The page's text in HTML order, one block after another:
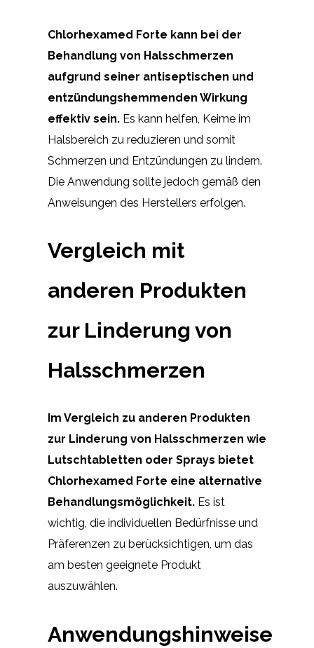
Chlorhexamed Forte kann bei der
Behandlung von Halsschmerzen
aufgrund seiner antiseptischen und
entzündungshemmenden Wirkung
effektiv sein. Es kann helfen, Keime im
Halsbereich zu reduzieren und somit
Schmerzen und Entzündungen zu lindern.
Die Anwendung sollte jedoch gemäß den
Anweisungen des Herstellers erfolgen.
Vergleich mit
anderen Produkten
zur Linderung von
Halsschmerzen
Im Vergleich zu anderen Produkten
zur Linderung von Halsschmerzen wie
Lutschtabletten oder Sprays bietet
Chlorhexamed Forte eine alternative
Behandlungsmöglichkeit. Es ist
wichtig, die individuellen Bedürfnisse und
Präferenzen zu berücksichtigen, um das
am besten geeignete Produkt
auszuwählen.
Anwendungshinweise